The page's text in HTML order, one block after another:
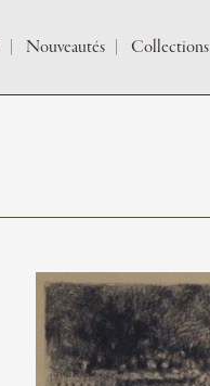
Nouveautés Collections